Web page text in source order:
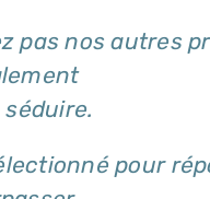
pas nos autres
pour